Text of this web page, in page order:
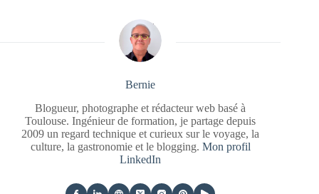
Bernie
Blogueur, photographe et rédacteur web basé à
Toulouse. Ingénieur de formation, je partage depuis
2009 un regard technique et curieux sur le voyage, la
culture, la gastronomie et le blogging. Mon profil
LinkedIn